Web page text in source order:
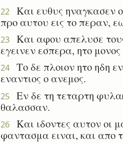
22
Και ευθυς ηναγκασεν
προ αυτου εις το περαν,
23
Και αφου απελυσε
εγεινεν εσπερα, ητο μονος
24
Το δε πλοιον ητο ηδη
εναντιος ο ανεμος.
25
Εν δε τη τεταρτη
θαλασσαν.
26
Και ιδοντες αυτον οι
φαντασμα ειναι, και απο